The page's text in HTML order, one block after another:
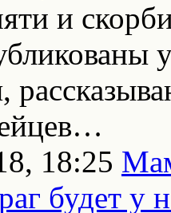
и
18:25
будет у